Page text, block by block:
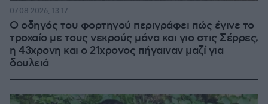
Ο οδηγός του φορτηγού περιγράφει πώς έγινε το
τροχαίο με τους νεκρούς μάνα και γιο στις Σέρρες,
η 43χρονη και ο 21χρονος πήγαιναν μαζί για
δουλειά
07.08.2026, 13:17